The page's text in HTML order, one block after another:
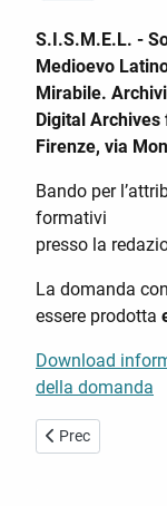
S.I.S.M.E.L. -
Medioevo
Mirabile.
Digital
Firenze, via
Bando per
formativi
presso la
La domanda
essere prodotta
Download
della domanda
Articolo
Prec